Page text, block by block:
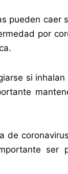
pueden caer
por
si
de
ser